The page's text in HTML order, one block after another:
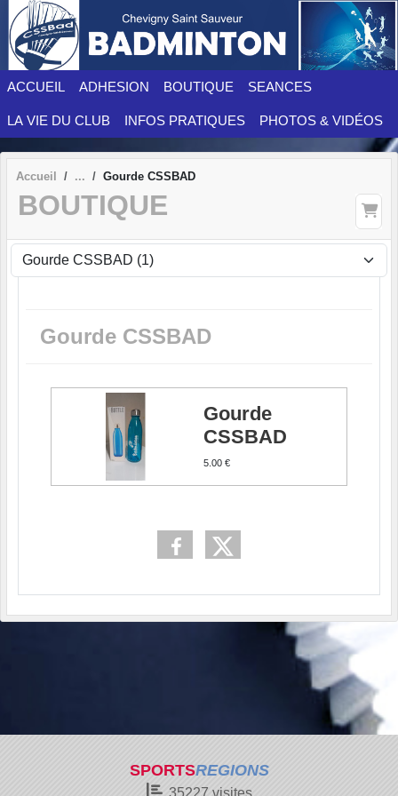
ACCUEIL ADHESION BOUTIQUE SEANCES
LA VIE DU CLUB INFOS PRATIQUES PHOTOS & VIDÉOS
Accueil Gourde CSSBAD
BOUTIQUE
Gourde CSSBAD
Gourde
CSSBAD
5.00 €
SPORTSREGIONS
35227 visites
Panneau de gestion des cookies